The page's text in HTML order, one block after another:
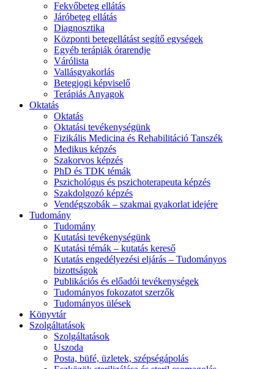
Fekvőbeteg ellátás
Járóbeteg ellátás
Diagnosztika
Központi betegellátást segítő egységek
Egyéb terápiák órarendje
Várólista
Vallásgyakorlás
Betegjogi képviselő
Terápiás Anyagok
Oktatás
Oktatás
Oktatási tevékenységünk
Fizikális Medicina és Rehabilitáció Tanszék
Medikus képzés
Szakorvos képzés
PhD és TDK témák
Pszichológus és pszichoterapeuta képzés
Szakdolgozó képzés
Vendégszobák – szakmai gyakorlat idejére
Tudomány
Tudomány
Kutatási tevékenységünk
Kutatási témák – kutatás kereső
Kutatás engedélyezési eljárás – Tudományos
bizottságok
Publikációs és előadói tevékenységek
Tudományos fokozatot szerzők
Tudományos ülések
Könyvtár
Szolgáltatások
Szolgáltatások
Uszoda
Posta, büfé, üzletek, szépségápolás